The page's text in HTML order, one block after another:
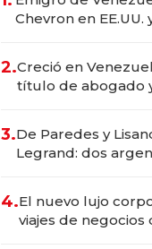
Chevron en EE.UU.
2.Creció en
título de abogado
3.De Paredes y
Legrand: dos
4.El nuevo lujo
viajes de